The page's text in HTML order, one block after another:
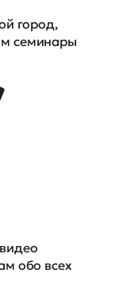
город,
семинары
обо всех